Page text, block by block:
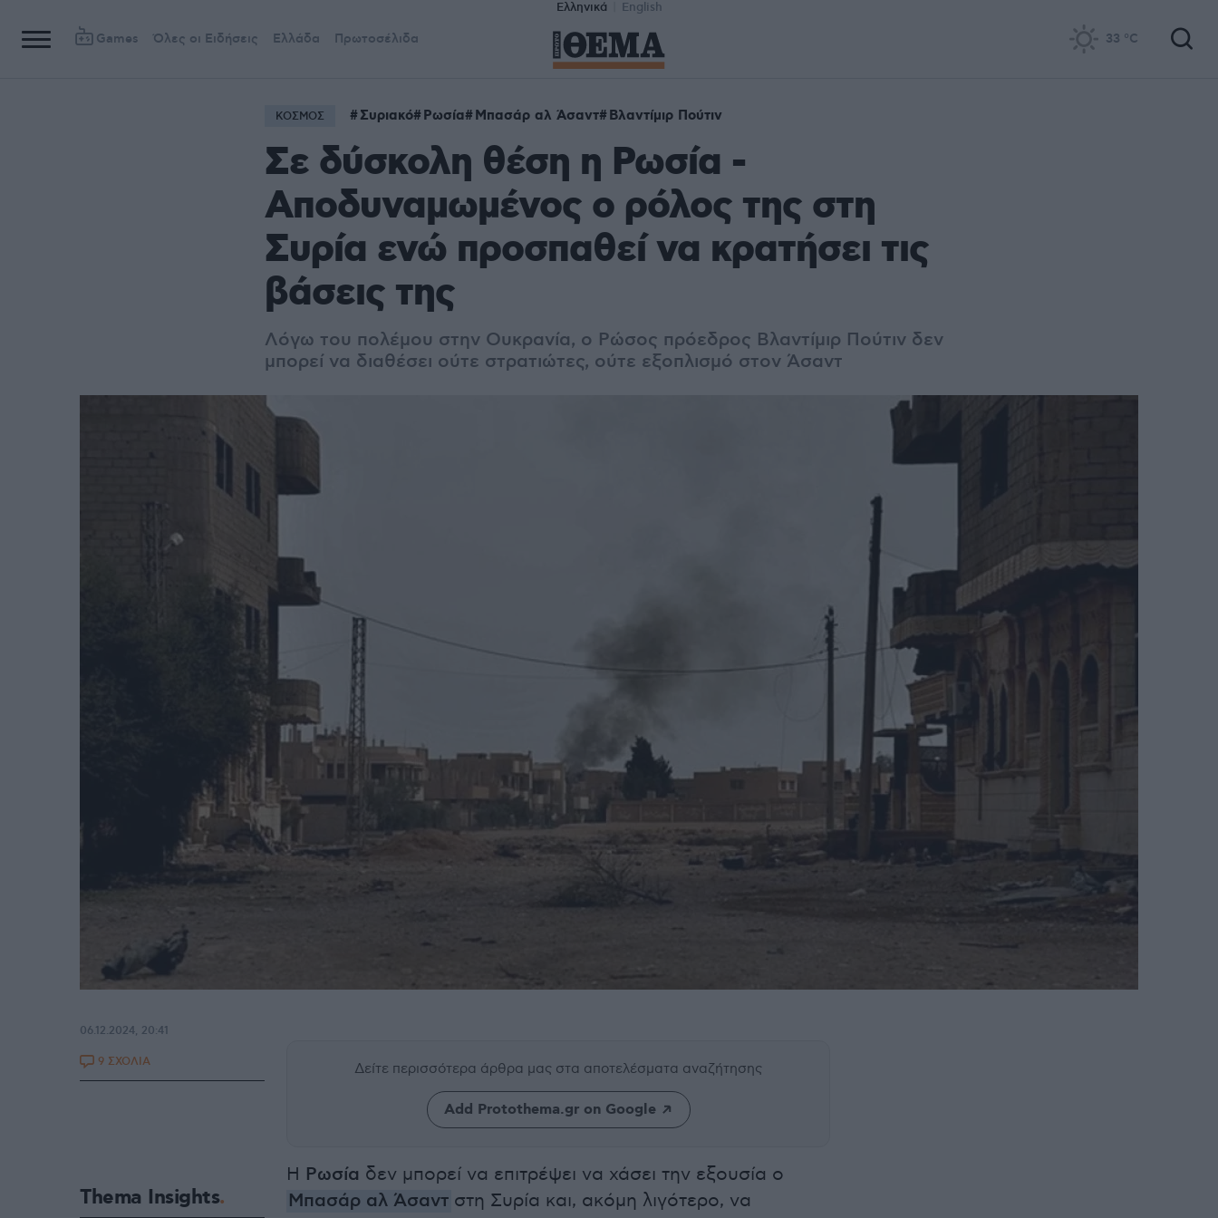
Ελληνικά English
Games Όλες οι Ειδήσεις Ελλάδα Πρωτοσέλιδα 33 °C
ΚΟΣΜΟΣ Συριακό Ρωσία Μπασάρ αλ Άσαντ Βλαντίμιρ Πούτιν
Σε δύσκολη θέση η Ρωσία -
Αποδυναμωμένος ο ρόλος της στη
Συρία ενώ προσπαθεί να κρατήσει τις
βάσεις της
Λόγω του πολέμου στην Ουκρανία, ο Ρώσος πρόεδρος Βλαντίμιρ Πούτιν δεν
μπορεί να διαθέσει ούτε στρατιώτες, ούτε εξοπλισμό στον Άσαντ
Δείτε περισσότερα άρθρα μας στα αποτελέσματα αναζήτησης
Add Protothema.gr on Google
Η Ρωσία δεν μπορεί να επιτρέψει να χάσει την εξουσία ο
Μπασάρ αλ Άσαντ στη Συρία και, ακόμη λιγότερο, να
06.12.2024, 20:41
9 ΣΧΟΛΙΑ
Thema Insights